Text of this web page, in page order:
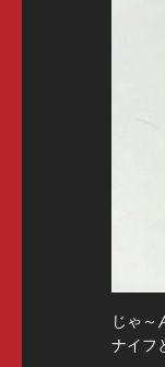
じゃ～
ナイフ